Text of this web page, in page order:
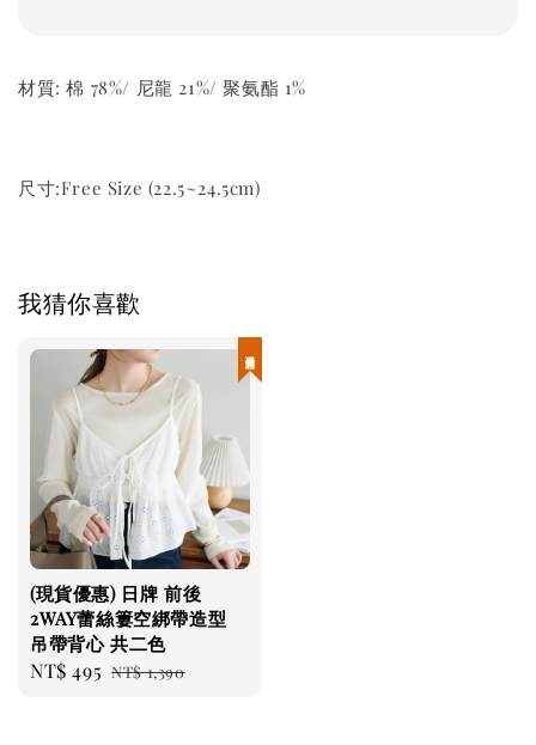
材質: 棉 78%/ 尼龍 21%/ 聚氨酯 1%
尺寸:Free Size (22.5~24.5cm)
我猜你喜歡
(現貨優惠) 日牌 前後
2WAY蕾絲簍空綁帶造型
吊帶背心 共二色
Sale
NT$ 495 Regular
NT$ 1,390